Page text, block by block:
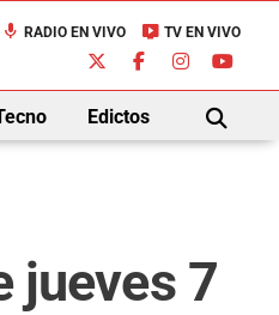
mic RADIO EN VIVO live_tv TV EN VIVO
Edictos
BUSCAR
jueves 7